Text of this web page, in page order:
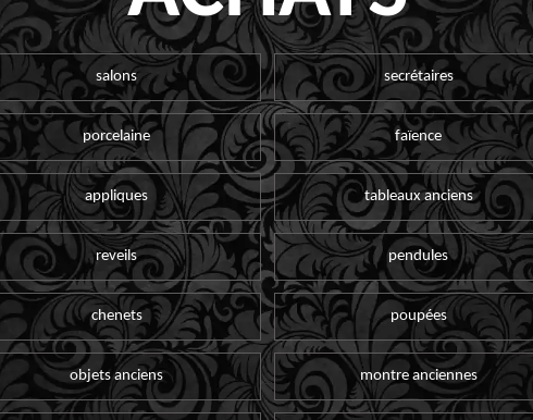
salons secrétaires
porcelaine faïence
appliques tableaux anciens
reveils pendules
chenets poupées
objets anciens montre anciennes